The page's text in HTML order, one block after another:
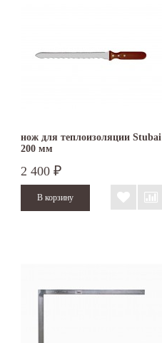
нож для теплоизоляции Stubai
200 мм
2 400 ₽